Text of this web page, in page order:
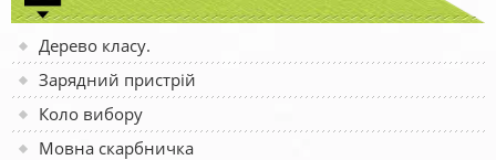
Дерево класу.
Зарядний пристрій
Коло вибору
Мовна скарбничка